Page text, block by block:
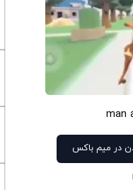
man
در میم باکس